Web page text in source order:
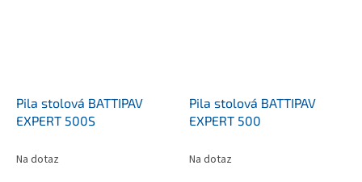
Pila stolová BATTIPAV
EXPERT 500S
Na dotaz
Pila stolová BATTIPAV
EXPERT 500
Na dotaz